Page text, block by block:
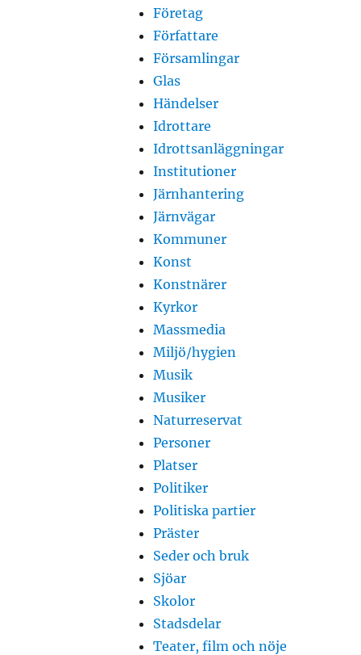
Företag
Författare
Församlingar
Glas
Händelser
Idrottare
Idrottsanläggningar
Institutioner
Järnhantering
Järnvägar
Kommuner
Konst
Konstnärer
Kyrkor
Massmedia
Miljö/hygien
Musik
Musiker
Naturreservat
Personer
Platser
Politiker
Politiska partier
Präster
Seder och bruk
Sjöar
Skolor
Stadsdelar
Teater, film och nöje